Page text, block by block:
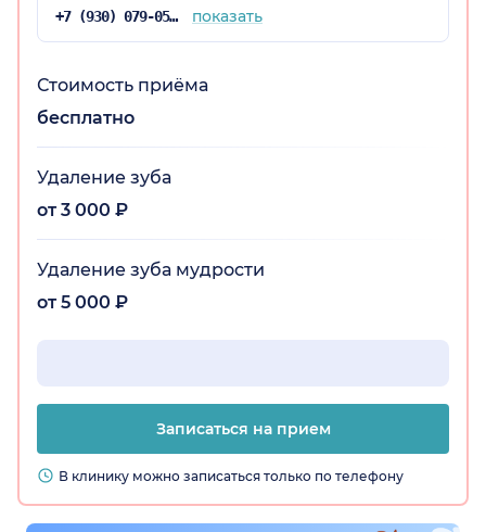
+7 (930) 079-05-24 показать
Стоимость приёма
бесплатно
Удаление зуба
от 3 000 ₽
Удаление зуба мудрости
от 5 000 ₽
Записаться на прием
В клинику можно записаться только по телефону